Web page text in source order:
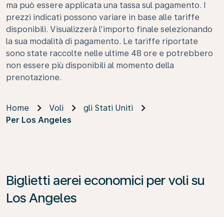
ma può essere applicata una tassa sul pagamento. I
prezzi indicati possono variare in base alle tariffe
disponibili. Visualizzerà l’importo finale selezionando
la sua modalità di pagamento. Le tariffe riportate
sono state raccolte nelle ultime 48 ore e potrebbero
non essere più disponibili al momento della
prenotazione.
Home Voli
gli Stati Uniti
Per Los Angeles
Biglietti aerei economici per voli su
Los Angeles